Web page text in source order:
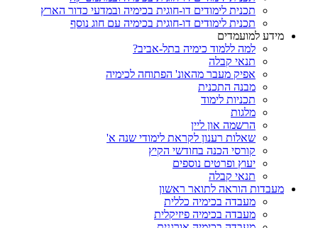
תכנית לימודים דו-חוגית בכימיה ובמדעי כדור הארץ
תכנית לימודים דו-חוגית בכימיה עם חוג נוסף
מידע למועמדים
למה ללמוד כימיה בתל-אביב?
תנאי קבלה
אפיק מעבר מהאונ' הפתוחה לכימיה
מבנה התכנית
תכניות לימוד
מלגות
הרשמה און ליין
שאלות רענון לקראת לימודי שנה א'
קורסי הכנה בחודשי הקיץ
יעוץ ופרטים נוספים
תנאי קבלה
מעבדות הוראה לתואר ראשון
מעבדה בכימיה כללית
מעבדה בכימיה פיזיקלית